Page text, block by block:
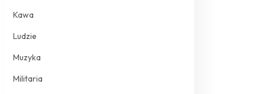
Kawa
Ludzie
Muzyka
Militaria